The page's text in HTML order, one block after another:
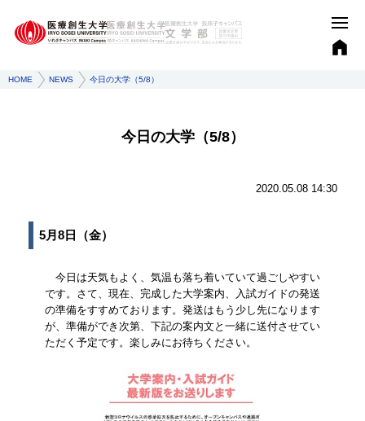
HOME NEWS 今日の大学（5/8）
今日の大学（5/8）
2020.05.08 14:30
5月8日（金）
今日は天気もよく、気温も落ち着いていて過ごしやすい
です。さて、現在、完成した大学案内、入試ガイドの発送
の準備をすすめております。発送はもう少し先になります
が、準備ができ次第、下記の案内文と一緒に送付させてい
ただく予定です。楽しみにお待ちください。